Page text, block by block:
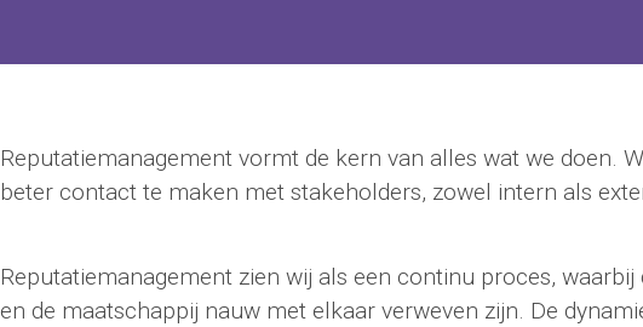
Reputatiemanagement vormt de kern van alles wat we doen.
beter contact te maken met stakeholders, zowel intern als
Reputatiemanagement zien wij als een continu proces, waarbij
en de maatschappij nauw met elkaar verweven zijn. De